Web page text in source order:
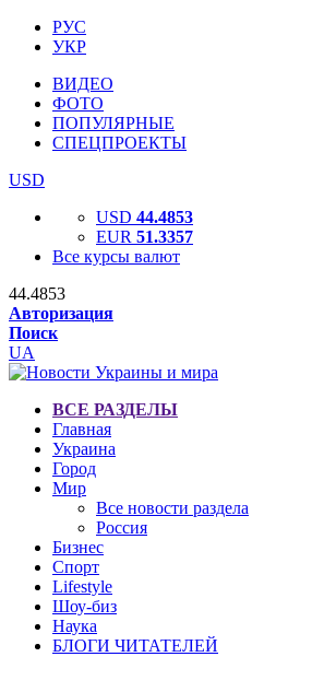
РУС
УКР
ВИДЕО
ФОТО
ПОПУЛЯРНЫЕ
СПЕЦПРОЕКТЫ
USD
USD 44.4853
EUR 51.3357
Все курсы валют
44.4853
Авторизация
Поиск
UA
ВСЕ РАЗДЕЛЫ
Главная
Украина
Город
Мир
Все новости раздела
Россия
Бизнес
Спорт
Lifestyle
Шоу-биз
Наука
БЛОГИ ЧИТАТЕЛЕЙ